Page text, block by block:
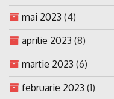
mai 2023 (4)
aprilie 2023 (8)
martie 2023 (6)
februarie 2023 (1)